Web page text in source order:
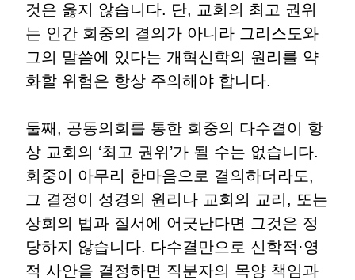
것은 옳지 않습니다. 단, 교회의 최고 권위
는 인간 회중의 결의가 아니라 그리스도와
그의 말씀에 있다는 개혁신학의 원리를 약
화할 위험은 항상 주의해야 합니다.
둘째 , 공동의회를 통한 회중의 다수결이 항
상 교회의 ‘최고 권위 ’가 될 수는 없습니다.
회중이 아무리 한마음으로 결의하더라도,
그 결정이 성경의 원리나 교회의 교리 , 또는
상회의 법과 질서에 어긋난다면 그것은 정
당하지 않습니다. 다수결만으로 신학적 ·영
적 사안을 결정하면 직분자의 목양 책임과